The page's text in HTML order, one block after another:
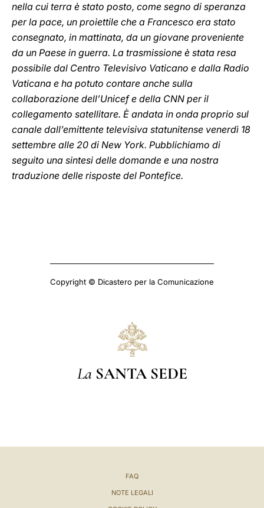
nella cui terra è stato posto, come segno di speranza
per la pace, un proiettile che a Francesco era stato
consegnato, in mattinata, da un giovane proveniente
da un Paese in guerra. La trasmissione è stata resa
possibile dal Centro Televisivo Vaticano e dalla Radio
Vaticana e ha potuto contare anche sulla
collaborazione dell’Unicef e della CNN per il
collegamento satellitare. È andata in onda proprio sul
canale dall’emittente televisiva statunitense venerdì 18
settembre alle 20 di New York. Pubblichiamo di
seguito una sintesi delle domande e una nostra
traduzione delle risposte del Pontefice.
Copyright © Dicastero per la Comunicazione
La SANTA SEDE
FAQ
NOTE LEGALI